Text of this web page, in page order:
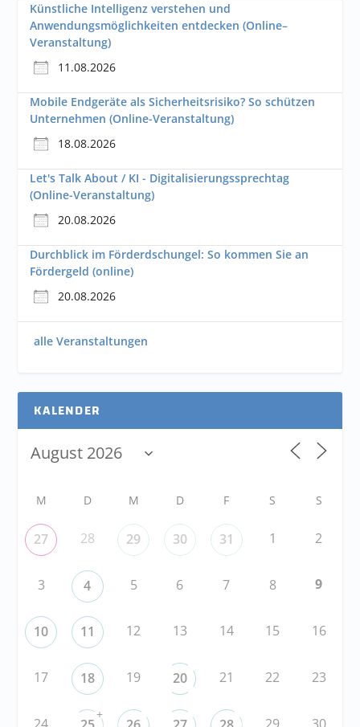
Künstliche Intelligenz verstehen und
Anwendungsmöglichkeiten entdecken (Online–
Veranstaltung)
11.08.2026
Mobile Endgeräte als Sicherheitsrisiko? So schützen
Unternehmen (Online-Veranstaltung)
18.08.2026
Let's Talk About / KI - Digitalisierungssprechtag
(Online-Veranstaltung)
20.08.2026
Durchblick im Förderdschungel: So kommen Sie an
Fördergeld (online)
20.08.2026
alle Veranstaltungen
KALENDER
M D M D F S S
27 28 29 30 31 1 2
3 4 5 6 7 8 9
10 11 12 13 14 15 16
17 18 19 20 21 22 23
24
+
29 30